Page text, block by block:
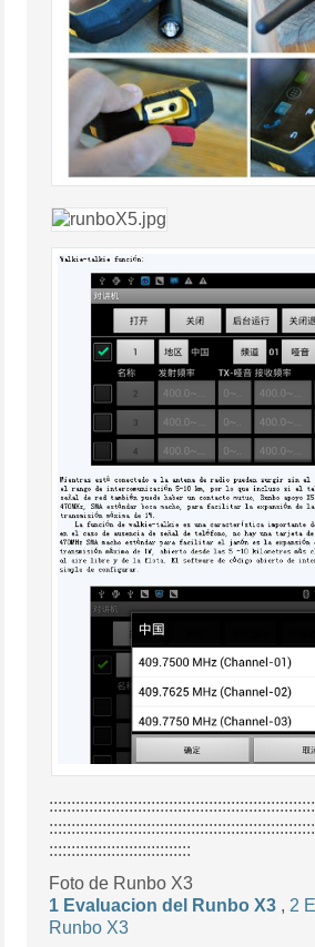
::::::::::::::::::::::::::::::::
Foto de Runbo X3
1 Evaluacion del Runbo X3 , 2
Runbo X3